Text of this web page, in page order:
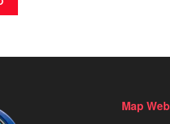
Map Web